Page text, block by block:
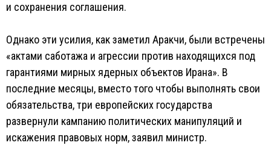
и сохранения соглашения.
Однако эти усилия, как заметил Аракчи, были встречены
«актами саботажа и агрессии против находящихся под
гарантиями мирных ядерных объектов Ирана». В
последние месяцы, вместо того чтобы выполнять свои
обязательства, три европейских государства
развернули кампанию политических манипуляций и
искажения правовых норм, заявил министр.